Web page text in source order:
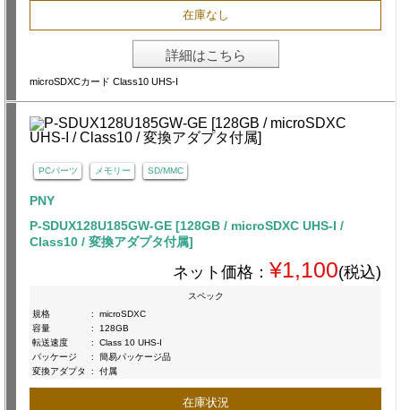
在庫なし
詳細はこちら
microSDXCカード Class10 UHS-I
PCパーツ メモリー SD/MMC
PNY
P-SDUX128U185GW-GE [128GB / microSDXC UHS-I /
Class10 / 変換アダプタ付属]
ネット価格： ¥1,100(税込)
スペック
規格
:
microSDXC
容量
:
128GB
転送速度
:
Class 10 UHS-I
パッケージ
:
簡易パッケージ品
変換アダプタ
: 付属
在庫状況